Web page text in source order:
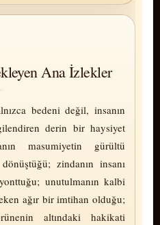
Ana İzlekler
bedeni değil, insanın
derin bir haysiyet
masumiyetin gürültü
dönüştüğü; zindanın insanı
unutulmanın kalbi
ağır bir imtihan olduğu;
altındaki hakikati